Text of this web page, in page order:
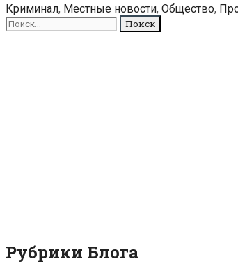
на
Рубрики
Криминал, Местные новости, Общество,
Поиск
для:
Рубрики Блога